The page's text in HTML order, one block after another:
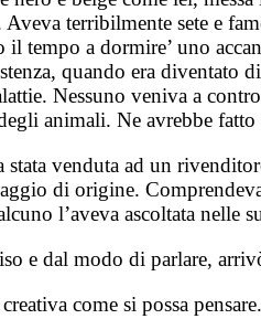
terribilmente sete e
il tempo a dormire’ uno
quando era
Nessuno veniva a
animali. Ne avrebbe
stata venduta ad un
di origine.
l’aveva ascoltata nelle
e dal modo di parlare,
come si possa